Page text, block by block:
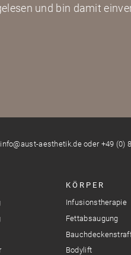
und bin damit
aesthetik.de oder +49 (0)
KÖRPER
Infusionstherapie
Fettabsaugung
Bodylift